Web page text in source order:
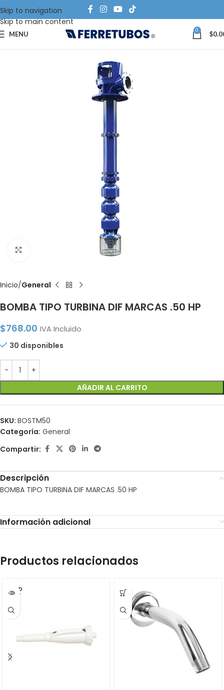
Skip to navigation
Skip to main content
MENU 0 $
Inicio General
BOMBA TIPO TURBINA DIF MARCAS .50 HP
$768.00 IVA Incluido
30 disponibles
AÑADIR AL CARRITO
SKU: BOSTM50
Categoría: General
Compartir:
Descripción
BOMBA TIPO TURBINA DIF MARCAS .50 HP
Información adicional
Productos relacionados
SOLD
OUT